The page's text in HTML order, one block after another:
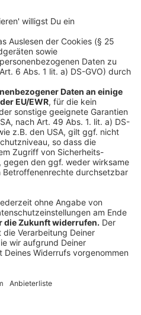
angesichts der
in NRW liegen
Reul vor möglichen
Augen und Ohren
potenzielle Risiken
die Polizei und
im Einsatz, um Gefahren
Akteuren zu